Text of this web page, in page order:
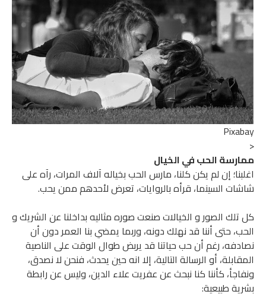
الحب في الخيال
إن لم يكن كلنا، مارس الحب بخياله آلاف المرات، رآه على
السينما، قرأه بالروايات، تعرض لأحدهم ممن يحب.
الصور و الخيالات صنعت صوره مثاليه بداخلنا عن الشريك و
حتى أننا قد نهلك دونه، وربما يمضي بنا العمر دون أن
رغم أن حب حياتنا قد يربض طوال الوقت على الناصية
أو الرسالة التالية، إلا انه حين يحدث، فنحن لا نصدق،
كأننا كنا نبحث عن عفريت علاء الدين، وليس عن رابطة
طبيعية: